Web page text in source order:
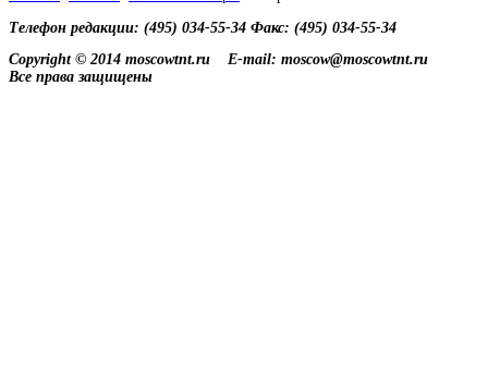
Телефон редакции: (495) 034-55-34 Факс: (495) 034-55-34
Copyright © 2014 moscowtnt.ru
E-mail: moscow@moscowtnt.ru
Все права защищены